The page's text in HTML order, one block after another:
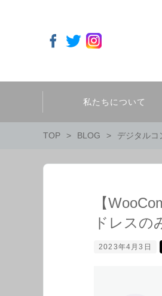
私たちについて
TOP BLOG デジタルコ
【
ドレスの
2023年4月3日